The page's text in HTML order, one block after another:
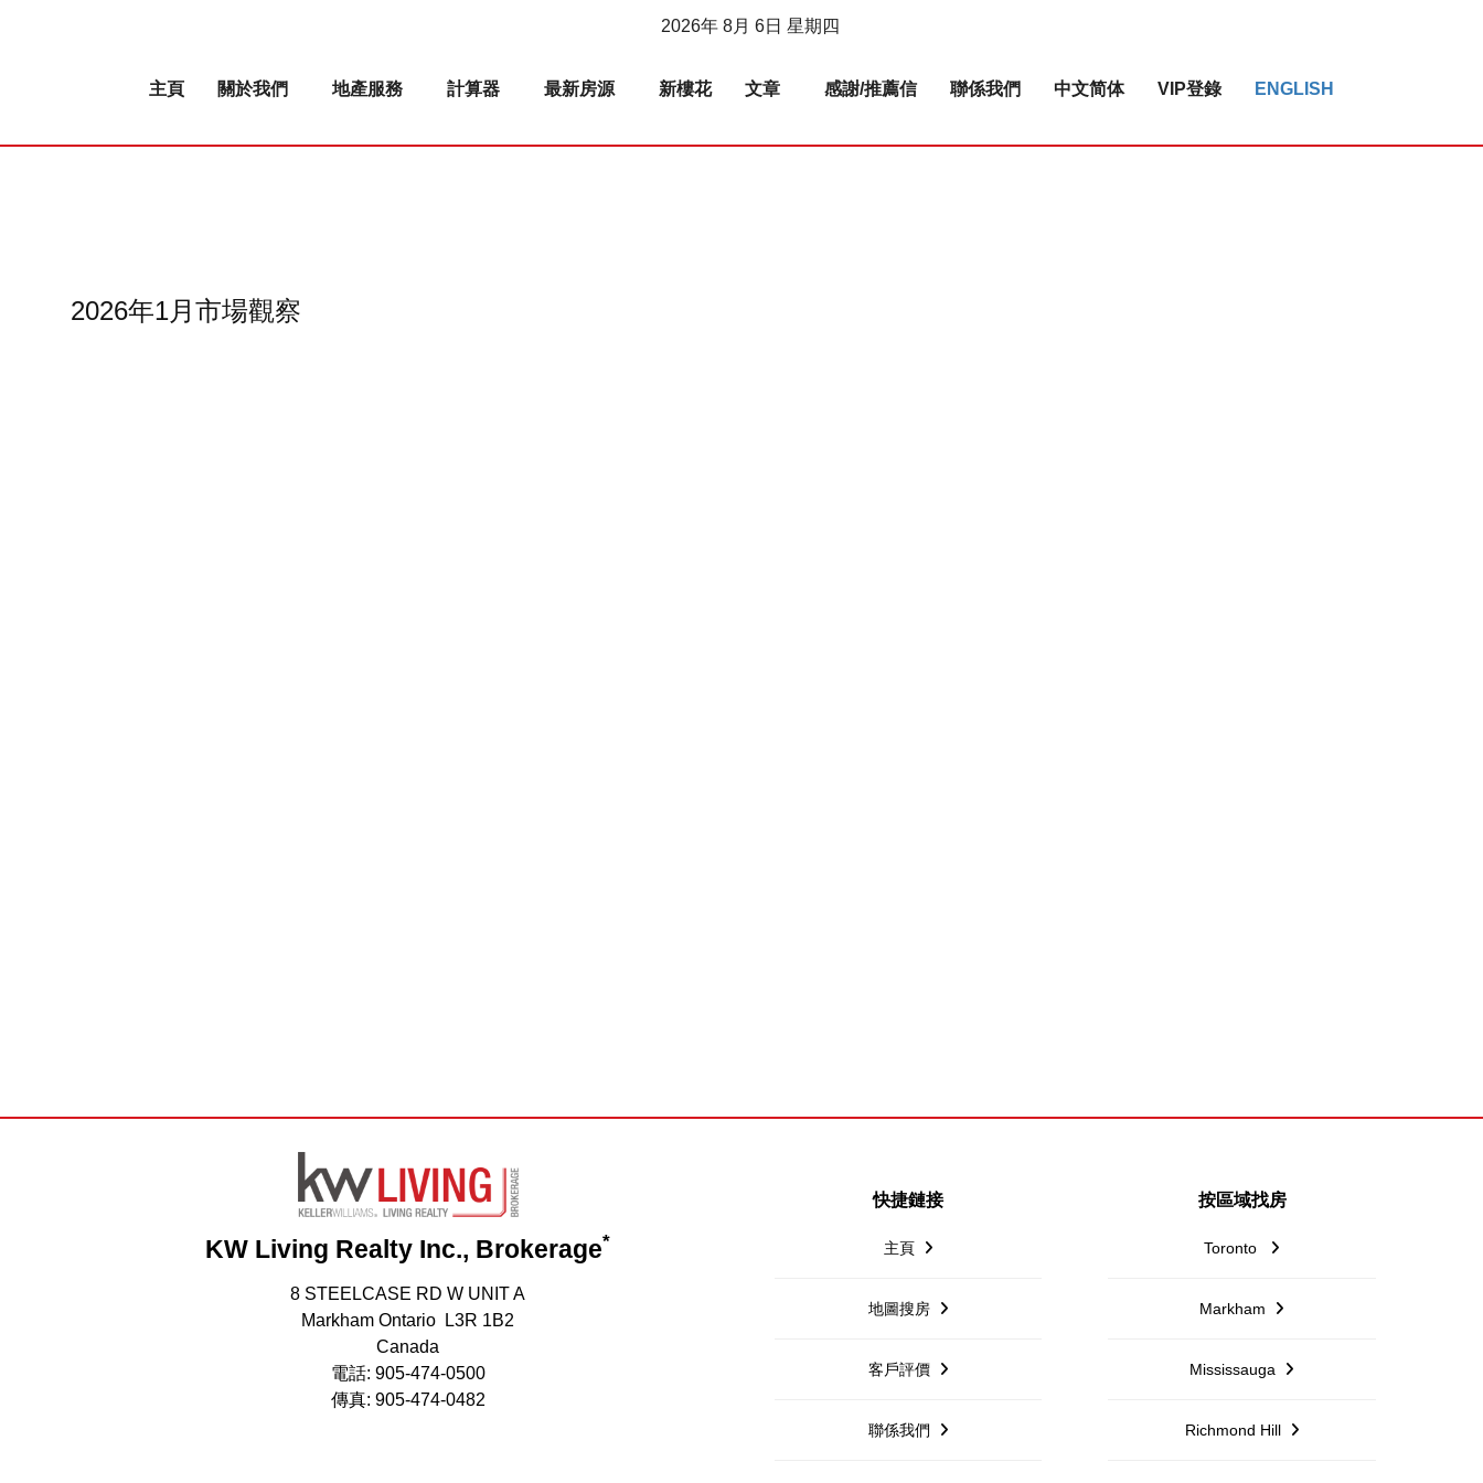
2026年 8月 6日 星期四
主頁 關於我們 地產服務 計算器 最新房源 新樓花 文章 感謝/推薦信 聯係我們 中文简体 VIP登錄 ENGLISH
2026年1月市場觀察
KW Living Realty Inc., Brokerage*
8 STEELCASE RD W UNIT A
Markham Ontario L3R 1B2
Canada
電話: 905-474-0500
傳真: 905-474-0482
快捷鏈接
主頁
地圖搜房
客戶評價
聯係我們
按區域找房
Toronto
Markham
Mississauga
Richmond Hill